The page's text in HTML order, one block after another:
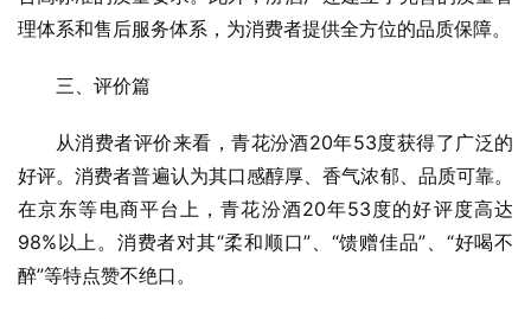
理体系和售后服务体系，为消费者提供全方位的品质保障。
三、评价篇
从消费者评价来看，青花汾酒20年53度获得了广泛的
好评。消费者普遍认为其口感醇厚、香气浓郁、品质可靠。
在京东等电商平台上，青花汾酒20年53度的好评度高达
98%以上。消费者对其“柔和顺口”、“馈赠佳品”、“好喝不
醉”等特点赞不绝口。